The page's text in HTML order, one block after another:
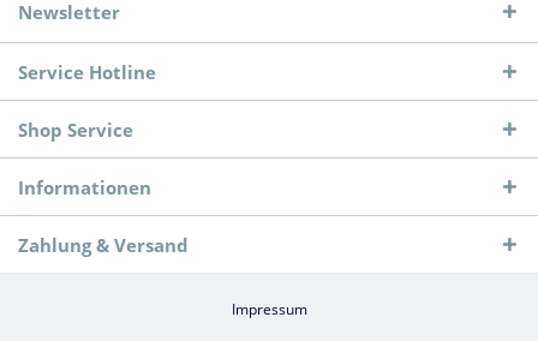
Newsletter
Service Hotline
Shop Service
Informationen
Zahlung & Versand
Impressum